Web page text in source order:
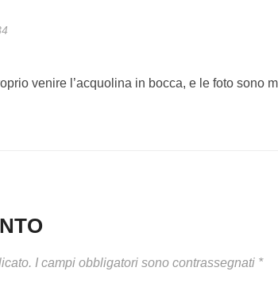
venire l’acquolina in bocca, e le foto sono
I campi obbligatori sono contrassegnati *